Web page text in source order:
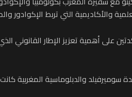
والأكاديمية التي تربط الإكوادور
على أهمية تعزيز الإطار القانوني
والدبلوماسية المغربية